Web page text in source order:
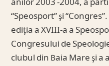
anilor 2003 -2004, a
“Speosport” şi
ediţia a XVIII-a a
Congresului de
clubul din Baia Mare şi a